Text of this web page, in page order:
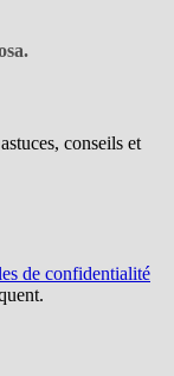
conseils et
de confidentialité